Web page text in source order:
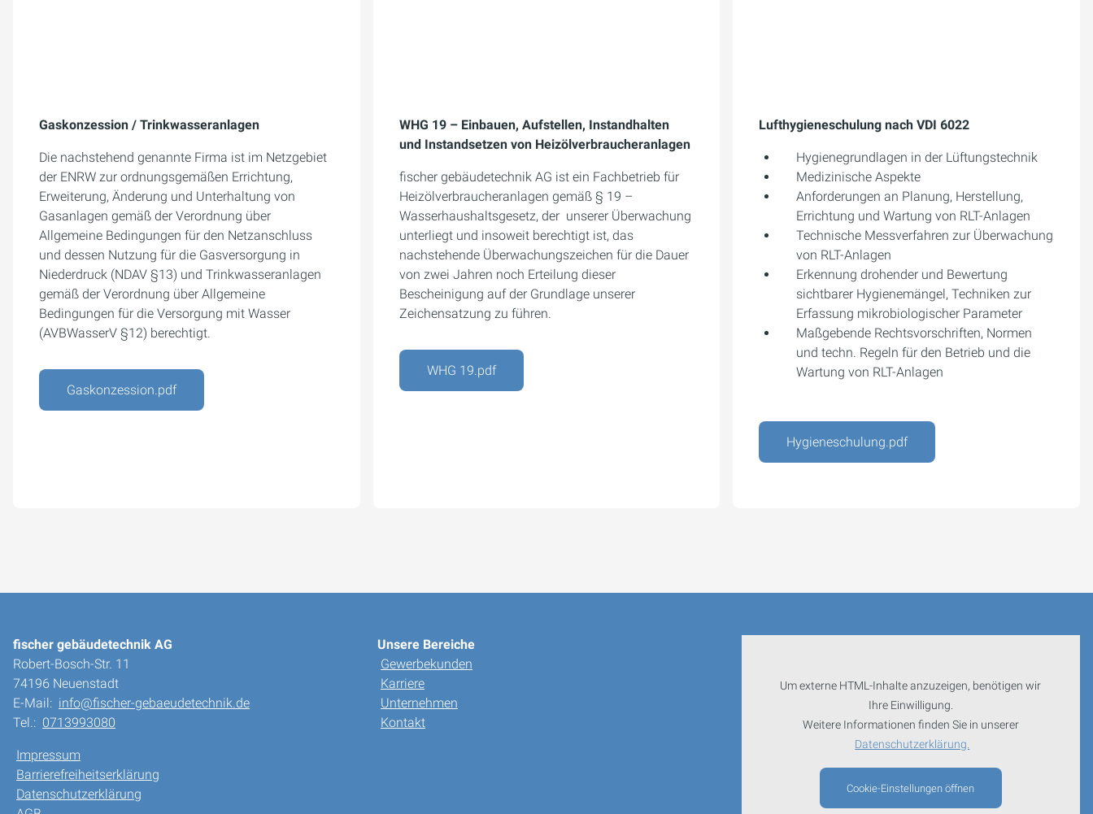
Gaskonzession / Trinkwasseranlagen
Die nachstehend genannte Firma ist im Netzgebiet
der ENRW zur ordnungsgemäßen Errichtung,
Erweiterung, Änderung und Unterhaltung von
Gasanlagen gemäß der Verordnung über
Allgemeine Bedingungen für den Netzanschluss
und dessen Nutzung für die Gasversorgung in
Niederdruck (NDAV §13) und Trinkwasseranlagen
gemäß der Verordnung über Allgemeine
Bedingungen für die Versorgung mit Wasser
(AVBWasserV §12) berechtigt.
Gaskonzession.pdf
WHG 19 – Einbauen, Aufstellen, Instandhalten
und Instandsetzen von Heizölverbraucheranlagen
fischer gebäudetechnik AG ist ein Fachbetrieb für
Heizölverbraucheranlagen gemäß § 19 –
Wasserhaushaltsgesetz, der unserer Überwachung
unterliegt und insoweit berechtigt ist, das
nachstehende Über­wachungszeichen für die Dauer
von zwei Jahren noch Erteilung dieser
Bescheinigung auf der Grundlage unserer
Zeichensatzung zu führen.
WHG 19.pdf
Lufthygieneschulung nach VDI 6022
Hygienegrundlagen in der Lüftungstechnik
Medizinische Aspekte
Anforderungen an Planung, Herstellung,
Errichtung und Wartung von RLT-Anlagen
Technische Messverfahren zur Überwachung
von RLT-Anlagen
Erkennung drohender und Bewertung
sichtbarer Hygienemängel, Techniken zur
Erfassung mikrobiologischer Parameter
Maßgebende Rechtsvorschriften, Normen
und techn. Regeln für den Betrieb und die
Wartung von RLT-Anlagen
Hygieneschulung.pdf
fischer gebäudetechnik AG
Robert-Bosch-Str. 11
74196 Neuenstadt
E-Mail: info@fischer-gebaeudetechnik.de
Tel.: 0713993080
Impressum
Barrierefreiheitserklärung
Datenschutzerklärung
Unsere Bereiche
Gewerbekunden
Karriere
Unternehmen
Kontakt
Um externe HTML-Inhalte anzuzeigen, benötigen wir
Ihre Einwilligung.
Weitere Informationen finden Sie in unserer
Datenschutzerklärung.
Cookie-Einstellungen öffnen